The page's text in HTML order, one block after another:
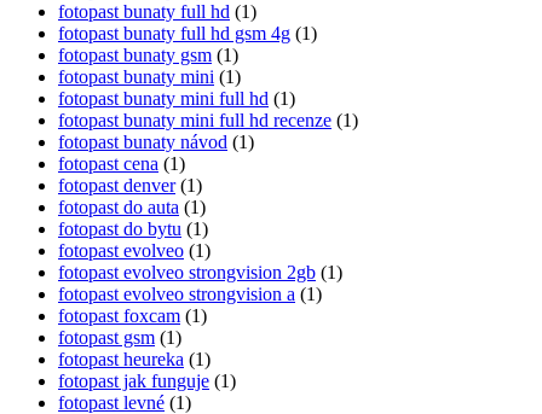
fotopast bunaty full hd (1)
fotopast bunaty full hd gsm 4g (1)
fotopast bunaty gsm (1)
fotopast bunaty mini (1)
fotopast bunaty mini full hd (1)
fotopast bunaty mini full hd recenze (1)
fotopast bunaty návod (1)
fotopast cena (1)
fotopast denver(1)
fotopast do auta (1)
fotopast do bytu (1)
fotopast evolveo (1)
fotopast evolveo strongvision 2gb (1)
fotopast evolveo strongvision a (1)
fotopast foxcam (1)
fotopast gsm (1)
fotopast heureka (1)
fotopast jak funguje (1)
fotopast levné (1)